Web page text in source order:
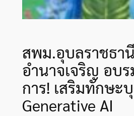
สพม.อุบลราชธานี
อำนาจเจริญ อบ
การ! เสริมทักษะ
Generative AI